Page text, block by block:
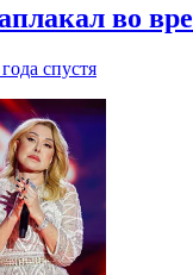
во
спустя